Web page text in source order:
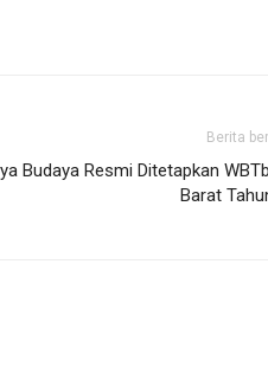
Berita
Budaya Resmi Ditetapkan
Barat